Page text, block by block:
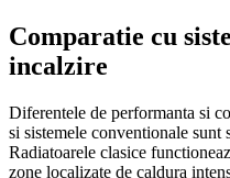
Comparatie cu
incalzire
Diferentele de performanta si
si sistemele conventionale sunt
Radiatoarele clasice
zone localizate de caldura